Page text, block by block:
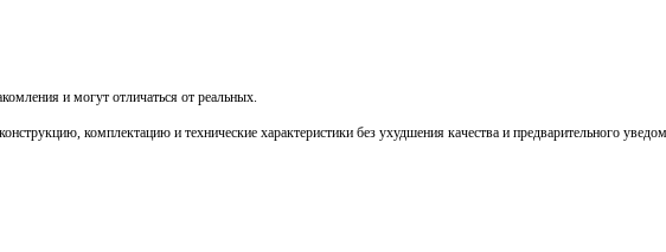
и могут отличаться от реальных.
комплектацию и технические характеристики без ухудшения качества и предварительного